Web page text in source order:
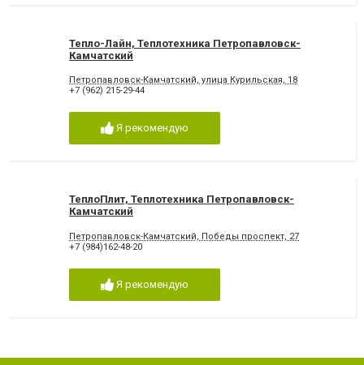
Тепло-Лайн, Теплотехника Петропавловск-
Камчатский
Петропавловск-Камчатский, улица Курильская, 18
+7 (962) 215-29-44
Я рекомендую
ТеплоПлит, Теплотехника Петропавловск-
Камчатский
Петропавловск-Камчатский, Победы проспект, 27
+7 (984)162-48-20
Я рекомендую